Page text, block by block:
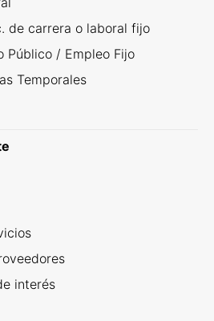
de carrera o laboral fijo
Público / Empleo Fijo
Temporales
interés